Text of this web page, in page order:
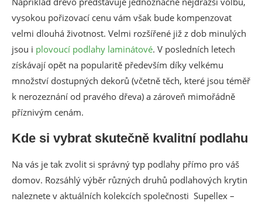
vysokou pořizovací cenu vám však bude kompenzovat
velmi dlouhá životnost. Velmi rozšířené již z dob minulých
jsou i plovoucí podlahy laminátové. V posledních letech
získávají opět na popularitě především díky velkému
množství dostupných dekorů (včetně těch, které jsou téměř
k nerozeznání od pravého dřeva) a zároveň mimořádně
příznivým cenám.
Kde si vybrat skutečně kvalitní podlahu
Na vás je tak zvolit si správný typ podlahy přímo pro váš
domov. Rozsáhlý výběr různých druhů podlahových krytin
naleznete v aktuálních kolekcích společnosti Supellex –